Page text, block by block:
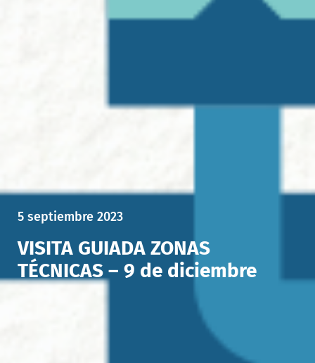
5 septiembre 2023
VISITA GUIADA ZONAS
TÉCNICAS – 9 de diciembre